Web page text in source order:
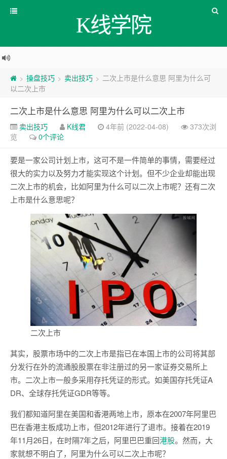
K线学院
> 操盘技巧 > 卖出技巧 > 二次上市是什么意思 阿里为什么可
以二次上市
二次上市是什么意思 阿里为什么可以二次上市
卖出技巧 K线君 4年前 (2022-04-08)
373次浏
览
0个评论
要是一家公司计划上市，这可不是一件简单的事情，需要经过
很大的实力以及努力才能实现这个计划。但不少企业却能出现
二次上市的机会，比如阿里为什么可以二次上市呢？还有二次
上市是什么意思呢？
二次上市
其实，股票市场中的二次上市是指已在本国上市的公司将其部
分发行在外的流通股股票在非注册过的另一家证券交易所上
市。二次上市一般多采用存托凭证的形式。如美国存托凭证A
DR、全球存托凭证GDR等等。
我们都知道阿里在美国和香港两地上市，原本在2007年阿里巴
巴在香港主板成功上市，但2012年进行了退市。接着在2019
年11月26日，在时隔7年之后，阿里巴巴重回港股。然而，大
家就想不明白了，阿里为什么可以二次上市呢？